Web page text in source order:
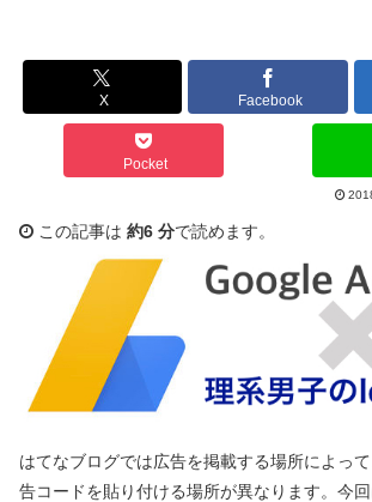
X Facebook
Pocket
この記事は 約6 分で読めます。
はてなブログでは広告を掲載する場所によっ
告コードを貼り付ける場所が異なります。今